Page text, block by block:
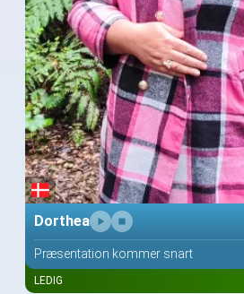
Dorthea
Præsentation kommer snart
LEDIG